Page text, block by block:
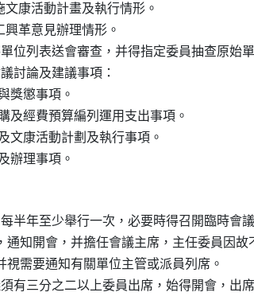
施文康活動計畫及執行情形。
工興革意見辦理情形。
單位列表送會審查，并得指定委員抽查原始
討論及建議事項：
與獎懲事項。
購及經費預算編列運用支出事項。
及文康活動計劃及執行事項。
每半年至少舉行一次，必要時得召開臨時會
後，通知開會，并擔任會議主席，主任委員因
并視需要通知有關單位主管或派員列席。
須有三分之二以上委員出席，始得開會，出